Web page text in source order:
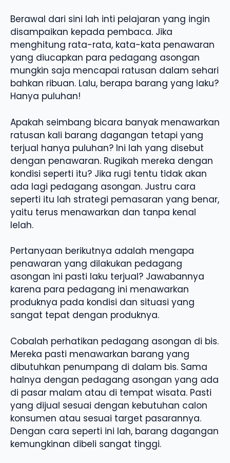
Berawal dari sini lah inti pelajaran yang ingin
disampaikan kepada pembaca. Jika
menghitung rata-rata, kata-kata penawaran
yang diucapkan para pedagang asongan
mungkin saja mencapai ratusan dalam sehari
bahkan ribuan. Lalu, berapa barang yang laku?
Hanya puluhan!
Apakah seimbang bicara banyak menawarkan
ratusan kali barang dagangan tetapi yang
terjual hanya puluhan? Ini lah yang disebut
dengan penawaran. Rugikah mereka dengan
kondisi seperti itu? Jika rugi tentu tidak akan
ada lagi pedagang asongan. Justru cara
seperti itu lah strategi pemasaran yang benar,
yaitu terus menawarkan dan tanpa kenal
lelah.
Pertanyaan berikutnya adalah mengapa
penawaran yang dilakukan pedagang
asongan ini pasti laku terjual? Jawabannya
karena para pedagang ini menawarkan
produknya pada kondisi dan situasi yang
sangat tepat dengan produknya.
Cobalah perhatikan pedagang asongan di bis.
Mereka pasti menawarkan barang yang
dibutuhkan penumpang di dalam bis. Sama
halnya dengan pedagang asongan yang ada
di pasar malam atau di tempat wisata. Pasti
yang dijual sesuai dengan kebutuhan calon
konsumen atau sesuai target pasarannya.
Dengan cara seperti ini lah, barang dagangan
kemungkinan dibeli sangat tinggi.